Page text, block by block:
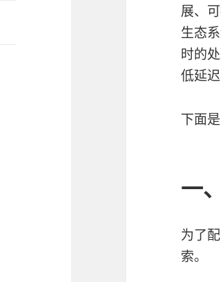
展、
生态
时的
低延
下面
一
为了
索。